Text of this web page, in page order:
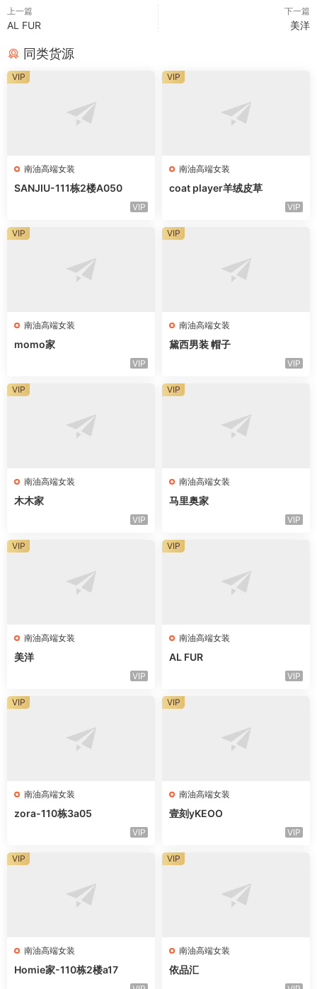
上一篇
AL FUR
下一篇
美洋
同类货源
南油高端女装
SANJIU-111栋2楼A050
VIP
VIP
南油高端女装
coat player羊绒皮草
VIP
VIP
南油高端女装
momo家
VIP
VIP
南油高端女装
黛西男装 帽子
VIP
VIP
南油高端女装
木木家
VIP
VIP
南油高端女装
马里奥家
VIP
VIP
南油高端女装
美洋
VIP
VIP
南油高端女装
AL FUR
VIP
VIP
南油高端女装
zora-110栋3a05
VIP
VIP
南油高端女装
壹刻yKEOO
VIP
VIP
南油高端女装
Homie家-110栋2楼a17
VIP
南油高端女装
依品汇
VIP